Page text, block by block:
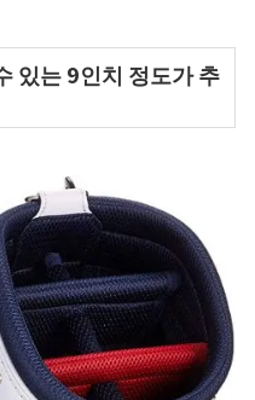
있는 9인치 정도가 추